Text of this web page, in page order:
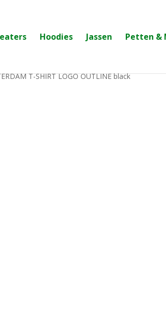
Hoodies Jassen Petten &
T-SHIRT LOGO OUTLINE black